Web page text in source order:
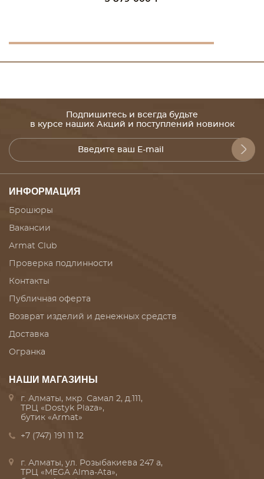
Подпишитесь и всегда будьте
в курсе наших Акций и поступлений новинок
ИНФОРМАЦИЯ
Брошюры
Вакансии
Armat Club
Проверка подлинности
Контакты
Публичная оферта
Возврат изделий и денежных средств
Доставка
Огранка
НАШИ МАГАЗИНЫ
г. Алматы, мкр. Самал 2, д.111,
ТРЦ «Dostyk Plaza»,
бутик «Armat»
+7 (747) 191 11 12
г. Алматы, ул. Розыбакиева 247 а,
ТРЦ «MEGA Alma-Ata»,